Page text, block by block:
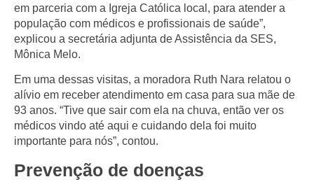
em parceria com a Igreja Católica local, para atender a
população com médicos e profissionais de saúde”,
explicou a secretária adjunta de Assistência da SES,
Mônica Melo.
Em uma dessas visitas, a moradora Ruth Nara relatou o
alívio em receber atendimento em casa para sua mãe de
93 anos. “Tive que sair com ela na chuva, então ver os
médicos vindo até aqui e cuidando dela foi muito
importante para nós”, contou.
Prevenção de doenças